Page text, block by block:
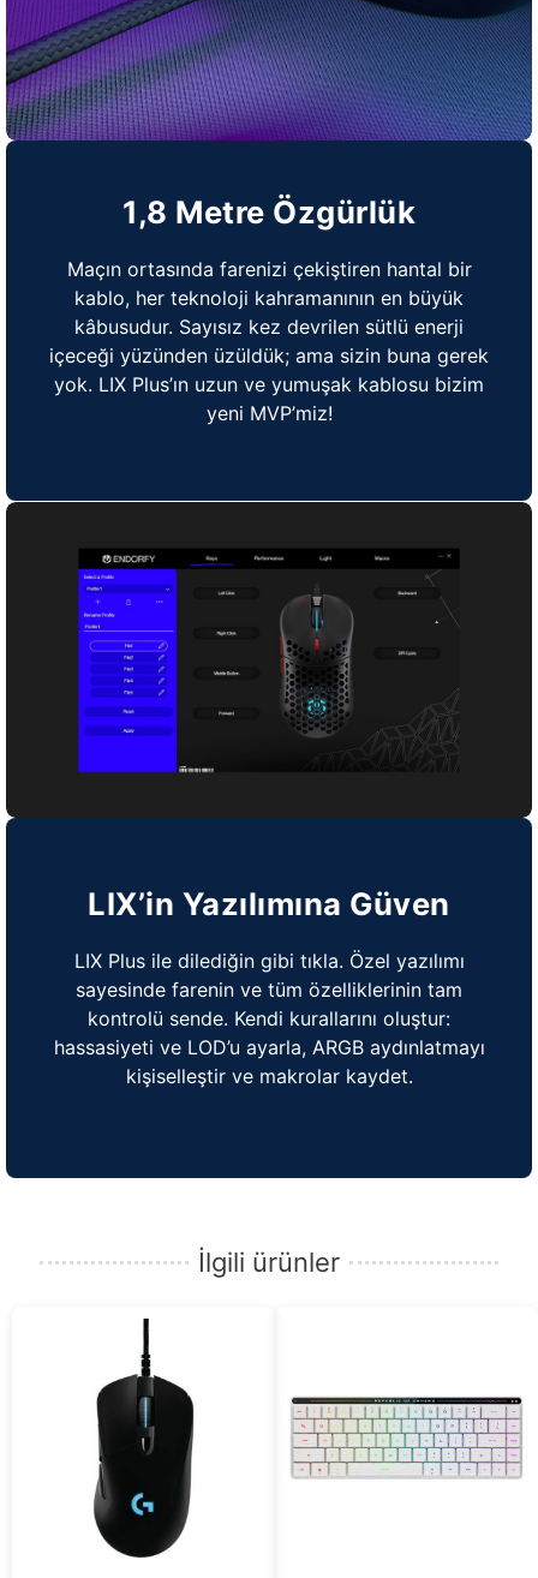
1,8 Metre Özgürlük
Maçın ortasında farenizi çekiştiren hantal bir
kablo, her teknoloji kahramanının en büyük
kâbusudur. Sayısız kez devrilen sütlü enerji
içeceği yüzünden üzüldük; ama sizin buna gerek
yok. LIX Plus’ın uzun ve yumuşak kablosu bizim
yeni MVP’miz!
LIX’in Yazılımına Güven
LIX Plus ile dilediğin gibi tıkla. Özel yazılımı
sayesinde farenin ve tüm özelliklerinin tam
kontrolü sende. Kendi kurallarını oluştur:
hassasiyeti ve LOD’u ayarla, ARGB aydınlatmayı
kişiselleştir ve makrolar kaydet.
İlgili ürünler